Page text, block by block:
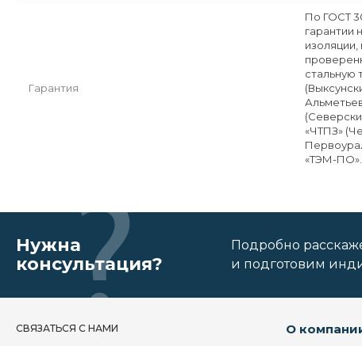
Гарантия
По ГОСТ
гарантии
стальную
«ЧТПЗ»
«ТЭМ-ПО».
Нужна
консультация?
Подробно
и подготовим
СВЯЗАТЬСЯ С НАМИ О